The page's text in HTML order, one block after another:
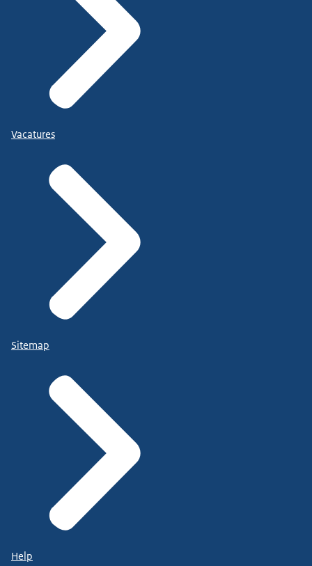
Vacatures
Sitemap
Help